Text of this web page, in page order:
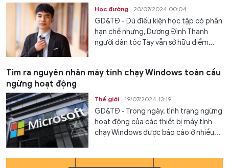
Học đường 20/07/2024 00:04
GD&TĐ - Dù điều kiện học tập có phần
hạn chế nhưng, Dương Đình Thanh
người dân tộc Tày vẫn sở hữu điểm...
Tìm ra nguyên nhân máy tính chạy Windows toàn cầu
ngừng hoạt động
Thế giới 19/07/2024 13:19
GD&TĐ - Trong ngày, tình trạng ngừng
hoạt động của các thiết bị máy tính
chạy Windows được báo cáo ở nhiều...